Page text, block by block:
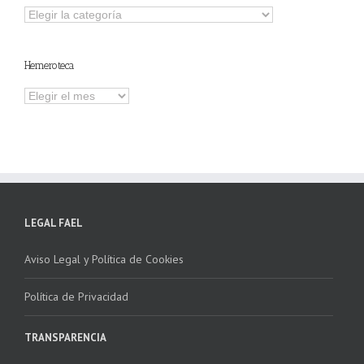
Explorar
Hemeroteca
Hemeroteca
LEGAL FAEL
Aviso Legal y Política de Cookies
Política de Privacidad
TRANSPARENCIA